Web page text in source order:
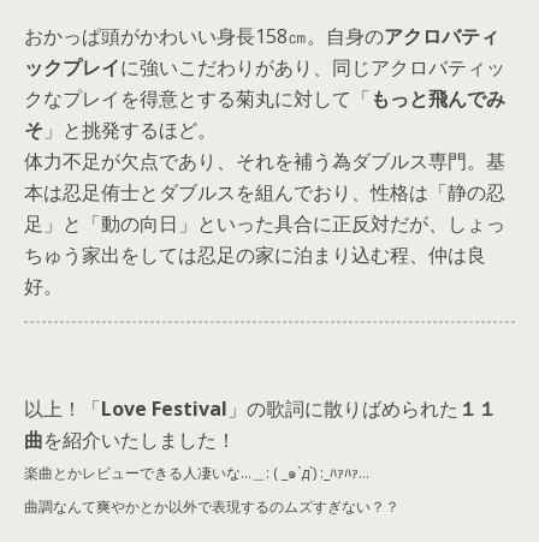
おかっぱ頭がかわいい身長158㎝。自身のアクロバティ
ックプレイに強いこだわりがあり、同じアクロバティッ
クなプレイを得意とする菊丸に対して「もっと飛んでみ
そ 」と挑発するほど。
体力不足が欠点であり、それを補う為ダブルス専門。基
本は忍足侑士とダブルスを組んでおり、性格は「静の忍
足」と「動の向日」といった具合に正反対だが、しょっ
ちゅう家出をしては忍足の家に泊まり込む程、仲は良
好。
以上！「Love Festival 」の歌詞に散りばめられた １１
曲を紹介いたしました！
楽曲とかレビューできる人凄いな… : ( _ ๑´д`) :_ﾊｧﾊｧ…
曲調なんて爽やかとか以外で表現するのムズすぎない？？